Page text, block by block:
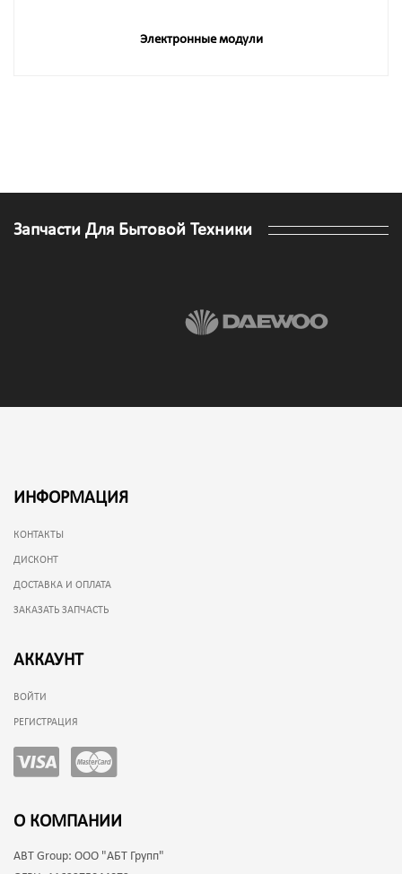
Электронные модули
Запчасти Для Бытовой Техники
ИНФОРМАЦИЯ
КОНТАКТЫ
ДИСКОНТ
ДОСТАВКА И ОПЛАТА
ЗАКАЗАТЬ ЗАПЧАСТЬ
АККАУНТ
ВОЙТИ
РЕГИСТРАЦИЯ
О КОМПАНИИ
ABT Group: ООО "АБТ Групп"